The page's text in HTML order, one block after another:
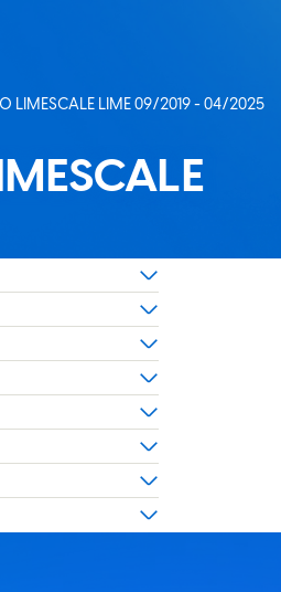
LIMESCALE LIME 09/2019 - 04/2025